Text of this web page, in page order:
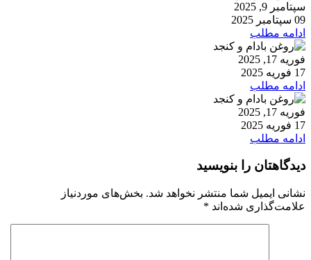
سپتامبر 9, 2025
09 سپتامبر 2025
ادامه مطلب
فوریه 17, 2025
17 فوریه 2025
ادامه مطلب
فوریه 17, 2025
17 فوریه 2025
ادامه مطلب
دیدگاهتان را بنویسید
نشانی ایمیل شما منتشر نخواهد شد. بخش‌های موردنیاز
علامت‌گذاری شده‌اند *